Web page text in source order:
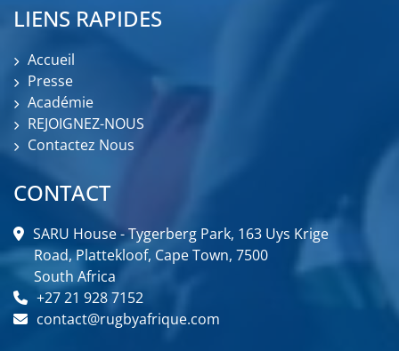
LIENS RAPIDES
Accueil
Presse
Académie
REJOIGNEZ-NOUS
Contactez Nous
CONTACT
SARU House - Tygerberg Park, 163 Uys Krige
Road, Plattekloof, Cape Town, 7500
South Africa
+27 21 928 7152
contact@rugbyafrique.com